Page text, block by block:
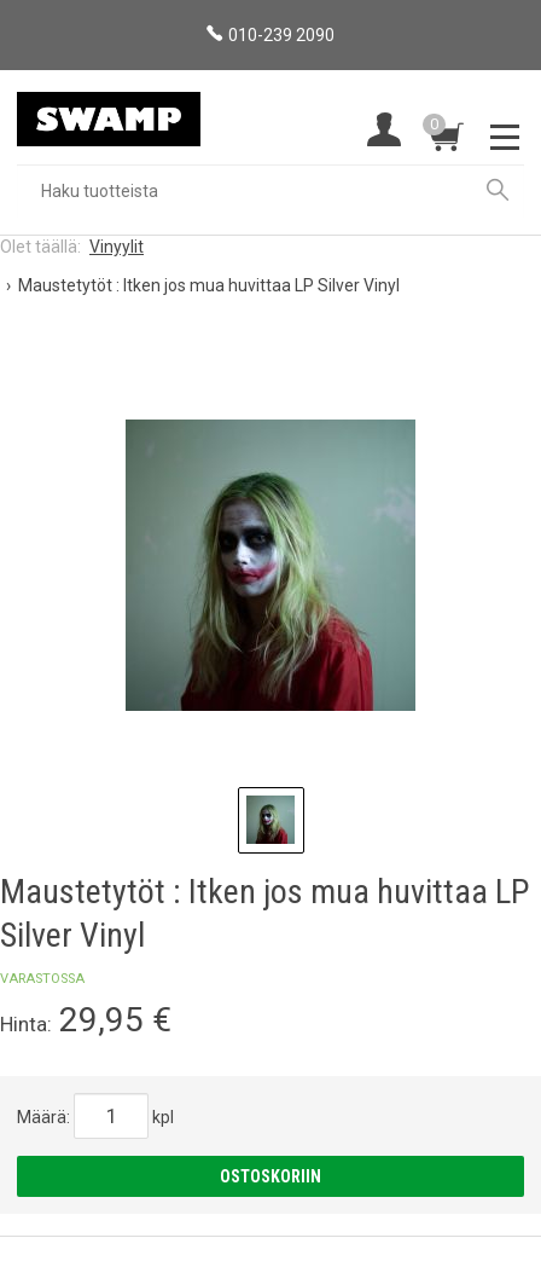
010-239 2090
0
Vinyylit
Maustetytöt : Itken jos mua huvittaa LP Silver Vinyl
Maustetytöt : Itken jos mua huvittaa LP
Silver Vinyl
VARASTOSSA
Hinta: 29,95 €
Määrä: kpl
OSTOSKORIIN